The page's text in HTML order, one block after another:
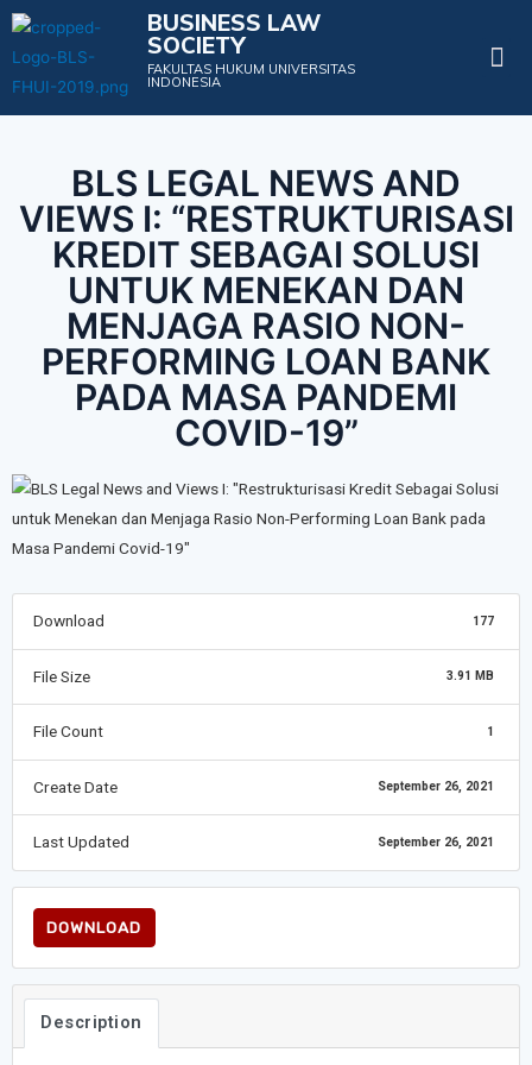
BUSINESS LAW
SOCIETY
FAKULTAS HUKUM UNIVERSITAS
INDONESIA
BLS LEGAL NEWS AND
VIEWS I: “RESTRUKTURISASI
KREDIT SEBAGAI SOLUSI
UNTUK MENEKAN DAN
MENJAGA RASIO NON-
PERFORMING LOAN BANK
PADA MASA PANDEMI
COVID-19”
Download 177
File Size 3.91 MB
File Count 1
Create Date September 26, 2021
Last Updated September 26, 2021
DOWNLOAD
Description